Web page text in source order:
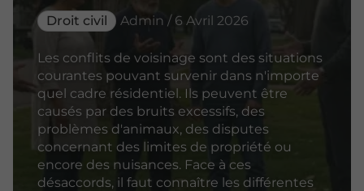
Droit civil Admin / 6 Avril 2026
Les conflits de voisinage sont des situations
courantes pouvant survenir dans n'importe
quel cadre résidentiel. Ils peuvent être
causés par des bruits excessifs, des
problèmes d'animaux, des disputes
concernant des limites de propriété ou
encore des nuisances. Face à ces
désaccords, il faut connaître les différentes